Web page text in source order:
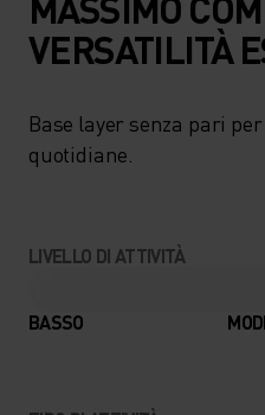
VERSATILITÀ
Base layer senza pari
quotidiane.
LIVELLO DI ATTIVITÀ
BASSO